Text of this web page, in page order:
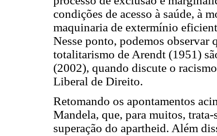
condições de acesso à saúde, à
maquinaria de extermínio
Nesse ponto, podemos observar
totalitarismo de Arendt (1951)
(2002), quando discute o
Liberal de Direito.
Retomando os apontamentos
Mandela, que, para muitos,
superação do apartheid. Além